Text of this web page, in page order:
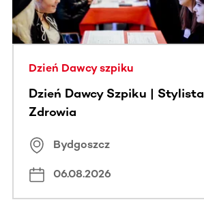
Dzień Dawcy szpiku
Dzień Dawcy Szpiku | Stylista
Zdrowia
Bydgoszcz
06.08.2026